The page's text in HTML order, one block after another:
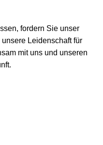
fordern Sie unser
Leidenschaft für
mit uns und unseren